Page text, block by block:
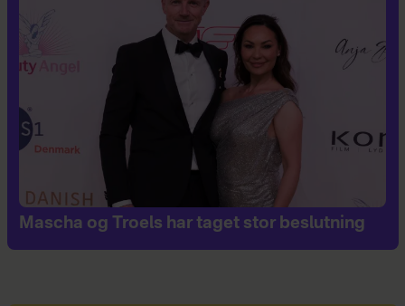
Mascha og Troels har taget stor beslutning